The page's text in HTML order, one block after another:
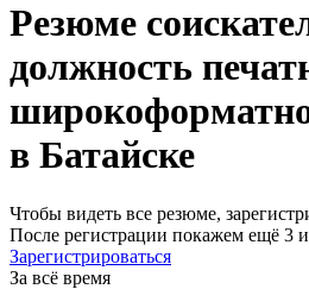
Резюме
должность
в Батайске
Чтобы видеть все резюме,
После регистрации покажем ещё 3
Зарегистрироваться
За всё время